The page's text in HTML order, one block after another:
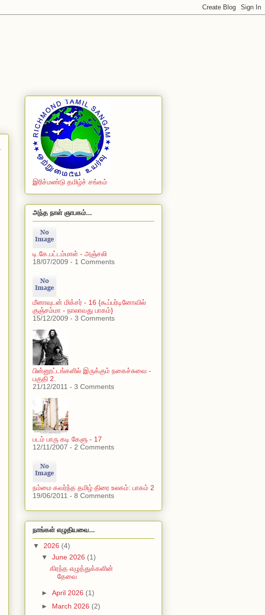
இரிச்மண்டு தமிழ்ச் சங்கம்
அந்த நாள் ஞாபகம்...
டி.கே.பட்டம்மாள் - அஞ்சலி
18/07/2009 - 1 Comments
மீனாவுடன் மிக்சர் - 16 {கூப்பர்டினோவில்
குஞ்சம்மா - நாலாவது பாகம்}
15/12/2009 - 3 Comments
பின்னூட்டங்களில் இருக்கும் நகைச்சுவை -
பகுதி 2.
21/12/2011 - 3 Comments
படம் பாரு கடி கேளு - 17
12/11/2007 - 2 Comments
நம்மை கவர்ந்த தமிழ் திரை உலகம்: பாகம் 2
19/06/2011 - 8 Comments
நாங்கள் எழுதியவை...
▼ 2026 (4)
▼ June 2026 (1)
கிரந்த எழுத்துக்களின்
தேவை
► April 2026 (1)
► March 2026 (2)